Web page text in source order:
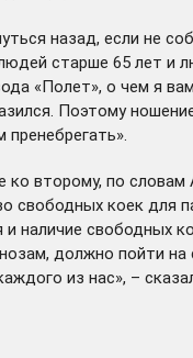
назад, если не
старше 65 лет
«Полет», о чем я
Поэтому
ко второму, по
коек для
свободных
должно пойти
из нас», –